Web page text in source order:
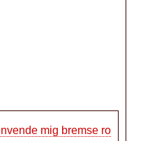
mig bremse rotorer…